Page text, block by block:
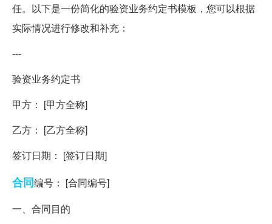
任。以下是一份简化的验资业务约定书模板，您可以根据
实际情况进行修改和补充：
---
验资业务约定书
甲方： [甲方全称]
乙方： [乙方全称]
签订日期： [签订日期]
合同编号： [合同编号]
一、合同目的